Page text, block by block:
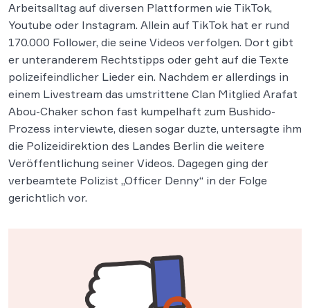
Arbeitsalltag auf diversen Plattformen wie TikTok,
Youtube oder Instagram. Allein auf TikTok hat er rund
170.000 Follower, die seine Videos verfolgen. Dort gibt
er unteranderem Rechtstipps oder geht auf die Texte
polizeifeindlicher Lieder ein. Nachdem er allerdings in
einem Livestream das umstrittene Clan Mitglied Arafat
Abou-Chaker schon fast kumpelhaft zum Bushido-
Prozess interviewte, diesen sogar duzte, untersagte ihm
die Polizeidirektion des Landes Berlin die weitere
Veröffentlichung seiner Videos. Dagegen ging der
verbeamtete Polizist „Officer Denny“ in der Folge
gerichtlich vor.